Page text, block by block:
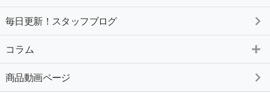
毎日更新！スタッフブログ
コラム
商品動画ページ